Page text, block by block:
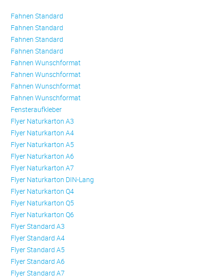
Fahnen Standard
Fahnen Standard
Fahnen Standard
Fahnen Standard
Fahnen Wunschformat
Fahnen Wunschformat
Fahnen Wunschformat
Fahnen Wunschformat
Fensteraufkleber
Flyer Naturkarton A3
Flyer Naturkarton A4
Flyer Naturkarton A5
Flyer Naturkarton A6
Flyer Naturkarton A7
Flyer Naturkarton DIN-Lang
Flyer Naturkarton Q4
Flyer Naturkarton Q5
Flyer Naturkarton Q6
Flyer Standard A3
Flyer Standard A4
Flyer Standard A5
Flyer Standard A6
Flyer Standard A7